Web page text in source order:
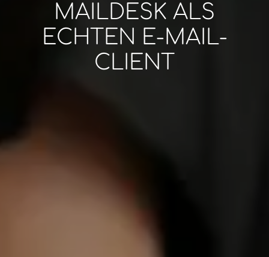
MAILDESK ALS
ECHTEN E-MAIL-
CLIENT